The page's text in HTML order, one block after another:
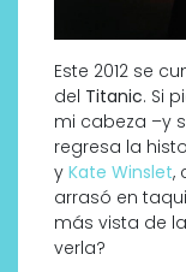
Este 2012 se
del Titanic. Si
mi cabeza –y
regresa la
y Kate Winslet,
arrasó en
más vista de
verla?